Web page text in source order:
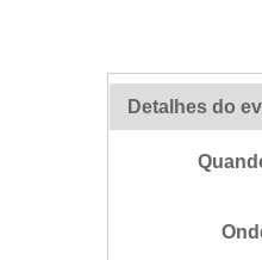
Detalhes do